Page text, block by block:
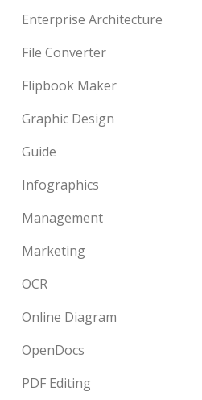
Enterprise Architecture
File Converter
Flipbook Maker
Graphic Design
Guide
Infographics
Management
Marketing
OCR
Online Diagram
OpenDocs
PDF Editing